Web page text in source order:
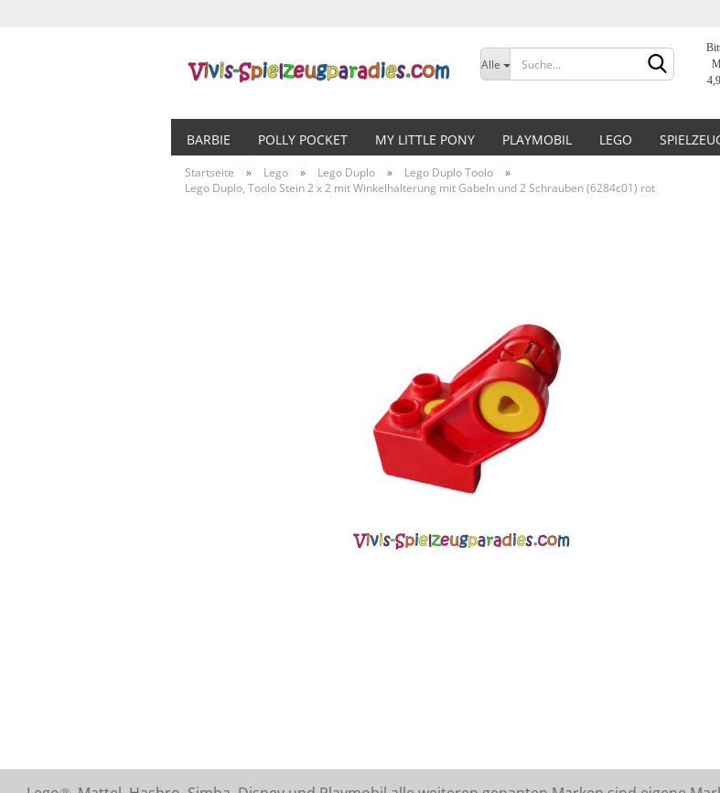
Sprache auswählen
Lieferland
Alle
BARBIE POLLY POCKET MY LITTLE PONY PLAYMOBIL LEGO
Startseite » Lego » Lego Duplo » Lego Duplo Toolo
»
Lego Duplo, Toolo Stein 2 x 2 mit Winkelhalterung mit Gabeln und 2 Schrauben (6284c01) rot